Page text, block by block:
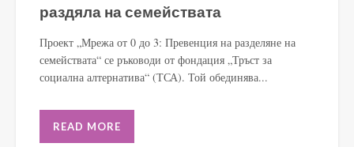
раздяла на семействата
Проект „Мрежа от 0 до 3: Превенция на разделяне на
семействата“ се ръководи от фондация „Тръст за
социална алтернатива“ (ТСА). Той обединява...
READ MORE